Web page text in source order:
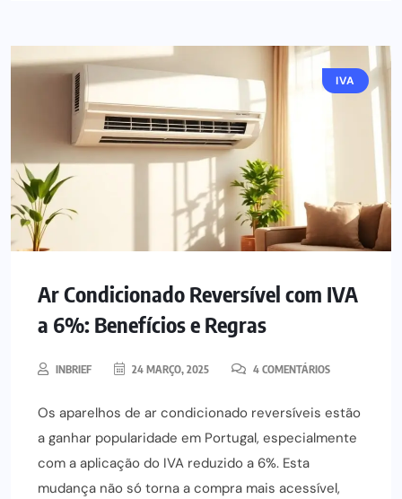
IVA
Ar Condicionado Reversível com IVA
a 6%: Benefícios e Regras
INBRIEF 24 MARÇO, 2025 4 COMENTÁRIOS
Os aparelhos de ar condicionado reversíveis estão
a ganhar popularidade em Portugal, especialmente
com a aplicação do IVA reduzido a 6%. Esta
mudança não só torna a compra mais acessível,